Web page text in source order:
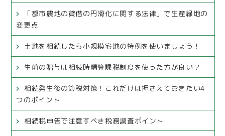
「都市農地の貸借の円滑化に関する法律」で生産緑地の
変更点
土地を相続したら小規模宅地の特例を使いましょう！
生前の贈与は相続時精算課税制度を使った方が良い？
相続発生後の節税対策！これだけは押さえておきたい4
つのポイント
相続税申告で注意すべき税務調査ポイント